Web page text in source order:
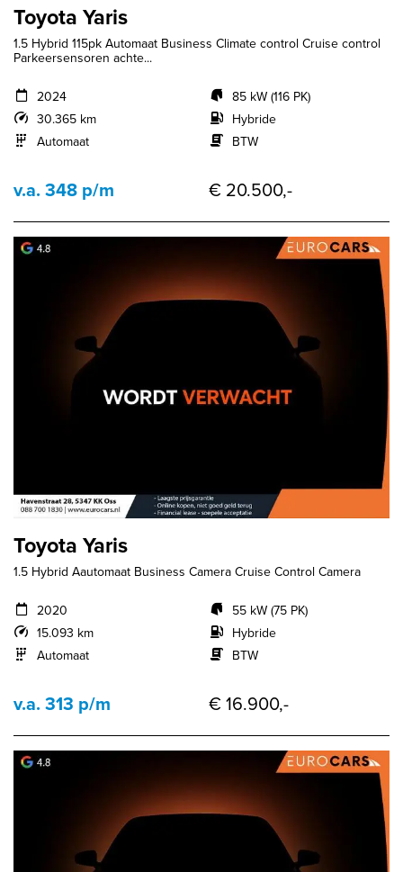
Toyota Yaris
1.5 Hybrid 115pk Automaat Business Climate control Cruise control
Parkeersensoren achte...
2024
30.365 km
Automaat
85 kW (116 PK)
Hybride
BTW
v.a. 348 p/m € 20.500,-
Toyota Yaris
1.5 Hybrid Aautomaat Business Camera Cruise Control Camera
2020
15.093 km
Automaat
55 kW (75 PK)
Hybride
BTW
v.a. 313 p/m € 16.900,-